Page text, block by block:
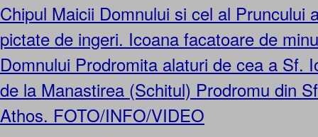
Chipul Maicii Domnului si cel al Pruncului
pictate de ingeri. Icoana facatoare de
Domnului Prodromita alaturi de cea a Sf.
de la Manastirea (Schitul) Prodromu din
Athos. FOTO/INFO/VIDEO